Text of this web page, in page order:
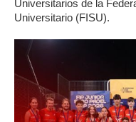
Universitarios de la
Universitario (FISU).